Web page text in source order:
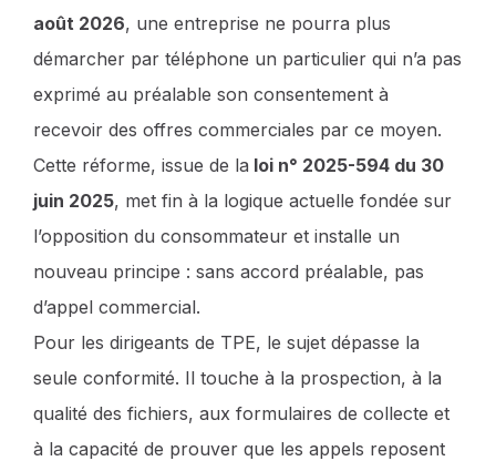
août 2026, une entreprise ne pourra plus
démarcher par téléphone un particulier qui n’a pas
exprimé au préalable son consentement à
recevoir des offres commerciales par ce moyen.
Cette réforme, issue de la loi n° 2025-594 du 30
juin 2025, met fin à la logique actuelle fondée sur
l’opposition du consommateur et installe un
nouveau principe : sans accord préalable, pas
d’appel commercial.
Pour les dirigeants de TPE, le sujet dépasse la
seule conformité. Il touche à la prospection, à la
qualité des fichiers, aux formulaires de collecte et
à la capacité de prouver que les appels reposent